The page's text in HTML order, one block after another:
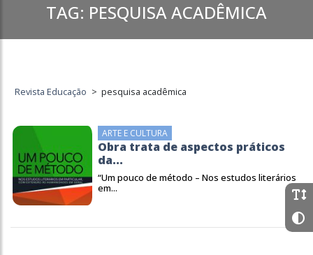
TAG: PESQUISA ACADÊMICA
Revista Educação > pesquisa acadêmica
ARTE E CULTURA
Obra trata de aspectos práticos
da...
“Um pouco de método – Nos estudos literários
em...